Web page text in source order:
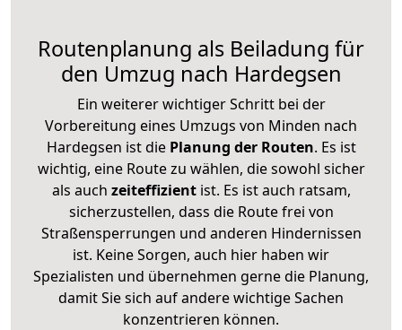
Routenplanung als Beiladung für
den Umzug nach Hardegsen
Ein weiterer wichtiger Schritt bei der
Vorbereitung eines Umzugs von Minden nach
Hardegsen ist diePlanung der Routen. Es ist
wichtig, eine Route zu wählen, die sowohl sicher
als auch zeiteffizientist. Es ist auch ratsam,
sicherzustellen, dass die Route frei von
Straßensperrungen und anderen Hindernissen
ist. Keine Sorgen, auch hier haben wir
Spezialisten und übernehmen gerne die Planung,
damit Sie sich auf andere wichtige Sachen
konzentrieren können.